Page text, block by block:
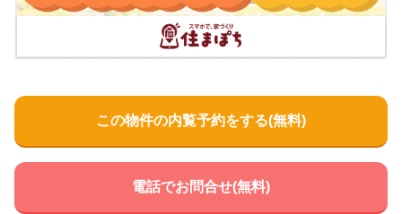
篠山市休日診療所
兵庫県丹波篠山市黒岡１９１−１
砂山内科クリニック
兵庫県丹波篠山市黒岡３６ マップで見る
この物件の内覧予約をする(無料)
電話でお問合せ(無料)